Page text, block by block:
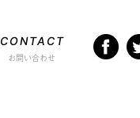
CONTACT
お問い合わせ